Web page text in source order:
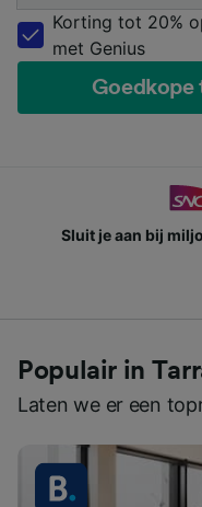
Korting tot 20%
met Genius
Goedkope
Sluit je aan bij
Populair in
Laten we er een